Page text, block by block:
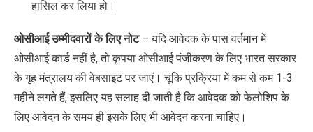
हासिल कर लिया हो।
ओसीआई उम्मीदवारों के लिए नोट– यदि आवेदक के पास वर्तमान में
ओसीआई कार्ड नहीं है, तो कृपया ओसीआई पंजीकरण के लिए भारत सरकार
के गृह मंत्रालय की वेबसाइट पर जाएं। चूंकि प्रक्रिया में कम से कम 1-3
महीने लगते हैं, इसलिए यह सलाह दी जाती है कि आवेदक को फेलोशिप के
लिए आवेदन के समय ही इसके लिए भी आवेदन करना चाहिए।